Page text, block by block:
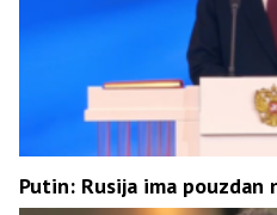
Putin: Rusija ima